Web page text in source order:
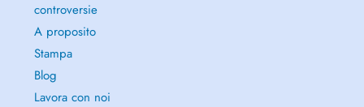
controversie
A proposito
Stampa
Blog
Lavora con noi